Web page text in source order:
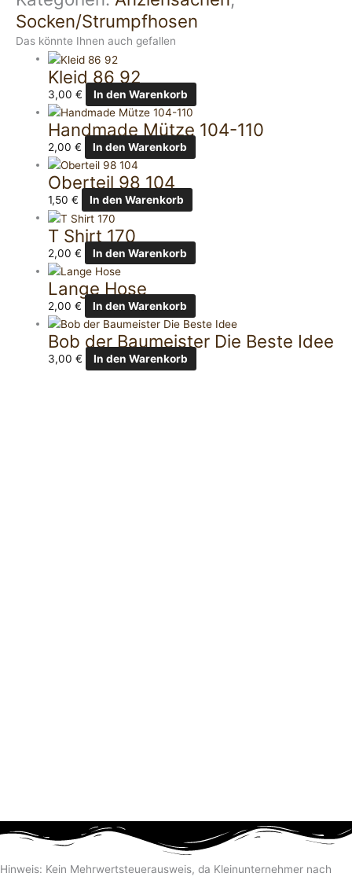
Socken/Strumpfhosen
Das könnte Ihnen auch gefallen
Kleid 86 92
3,00€ In den Warenkorb
Handmade Mütze 104-110
2,00€ In den Warenkorb
Oberteil 98 104
1,50€ In den Warenkorb
T Shirt 170
2,00€ In den Warenkorb
Lange Hose
2,00€ In den Warenkorb
Bob der Baumeister Die Beste Idee
3,00€ In den Warenkorb
Hinweis: Kein Mehrwertsteuerausweis, da Kleinunternehmer nach